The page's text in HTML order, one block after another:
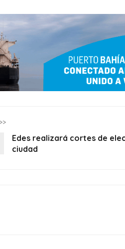
>>
Edes realizará cortes de
ciudad